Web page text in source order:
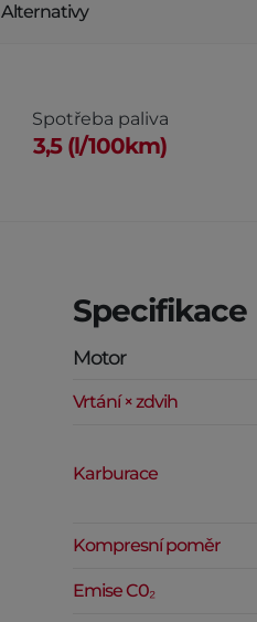
Alternativy
Spotřeba paliva
3,5 (l/100km)
Specifikace
Motor
Vrtání × zdvih
Karburace
Kompresní poměr
Emise C0₂